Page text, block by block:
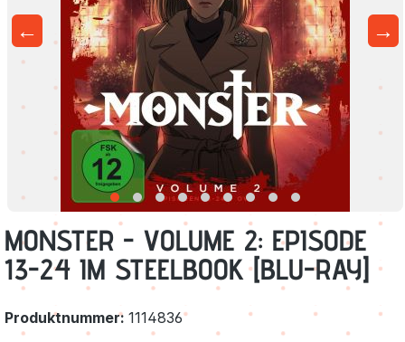
← →
MONSTER - VOLUME 2: EPISODE
13-24 IM STEELBOOK [BLU-RAY]
Produktnummer: 1114836